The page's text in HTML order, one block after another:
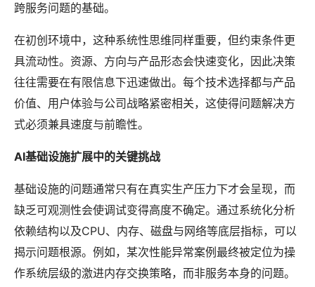
跨服务问题的基础。
在初创环境中，这种系统性思维同样重要，但约束条件更
具流动性。资源、方向与产品形态会快速变化，因此决策
往往需要在有限信息下迅速做出。每个技术选择都与产品
价值、用户体验与公司战略紧密相关，这使得问题解决方
式必须兼具速度与前瞻性。
AI基础设施扩展中的关键挑战
基础设施的问题通常只有在真实生产压力下才会呈现，而
缺乏可观测性会使调试变得高度不确定。通过系统化分析
依赖结构以及CPU、内存、磁盘与网络等底层指标，可以
揭示问题根源。例如，某次性能异常案例最终被定位为操
作系统层级的激进内存交换策略，而非服务本身的问题。